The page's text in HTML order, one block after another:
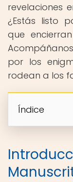
revelaciones
¿Estás listo
que
por los
rodean a los
Índice